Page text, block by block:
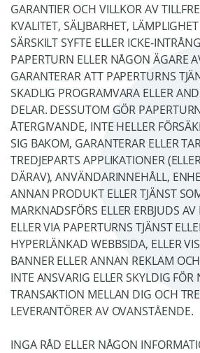
GARANTIER OCH VILLKOR AV
KVALITET, SÄLJBARHET,
SÄRSKILT SYFTE ELLER ICKE-
PAPERTURN ELLER NÅGON ÄGARE
GARANTERAR ATT PAPERTURNS
SKADLIG PROGRAMVARA ELLER
DELAR. DESSUTOM GÖR
ÅTERGIVANDE, INTE HELLER
SIG BAKOM, GARANTERAR ELLER
TREDJEPARTS APPLIKATIONER
DÄRAV), ANVÄNDARINNEHÅLL,
ANNAN PRODUKT ELLER TJÄNST
MARKNADSFÖRS ELLER ERBJUDS
ELLER VIA PAPERTURNS TJÄNST
HYPERLÄNKAD WEBBSIDA, ELLER
BANNER ELLER ANNAN REKLAM
INTE ANSVARIG ELLER SKYLDIG FÖR
TRANSAKTION MELLAN DIG OCH
LEVERANTÖRER AV OVANSTÅENDE.
INGA RÅD ELLER NÅGON